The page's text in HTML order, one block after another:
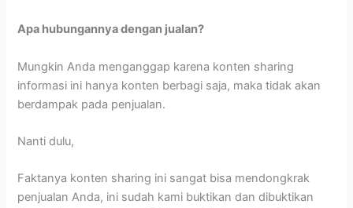
Apa hubungannya dengan jualan?
Mungkin Anda menganggap karena konten sharing
informasi ini hanya konten berbagi saja, maka tidak akan
berdampak pada penjualan.
Nanti dulu,
Faktanya konten sharing ini sangat bisa mendongkrak
penjualan Anda, ini sudah kami buktikan dan dibuktikan